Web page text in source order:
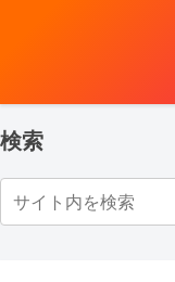
検索